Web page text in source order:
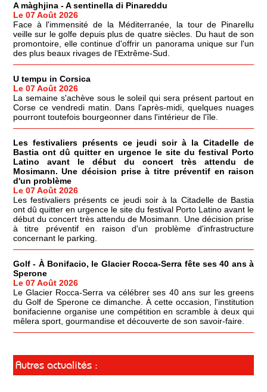
A màghjina - A sentinella di Pinareddu
Le 07 Août 2026
Face à l'immensité de la Méditerranée, la tour de Pinarellu
veille sur le golfe depuis plus de quatre siècles. Du haut de son
promontoire, elle continue d'offrir un panorama unique sur l'un
des plus beaux rivages de l'Extrême-Sud.
U tempu in Corsica
Le 07 Août 2026
La semaine s'achève sous le soleil qui sera présent partout en
Corse ce vendredi matin. Dans l'après-midi, quelques nuages
pourront toutefois bourgeonner dans l'intérieur de l'île.
Les festivaliers présents ce jeudi soir à la Citadelle de
Bastia ont dû quitter en urgence le site du festival Porto
Latino avant le début du concert très attendu de
Mosimann. Une décision prise à titre préventif en raison
d'un problème
Le 07 Août 2026
Les festivaliers présents ce jeudi soir à la Citadelle de Bastia
ont dû quitter en urgence le site du festival Porto Latino avant le
début du concert très attendu de Mosimann. Une décision prise
à titre préventif en raison d'un problème d'infrastructure
concernant le parking.
Golf - À Bonifacio, le Glacier Rocca-Serra fête ses 40 ans à
Sperone
Le 07 Août 2026
Le Glacier Rocca-Serra va célébrer ses 40 ans sur les greens
du Golf de Sperone ce dimanche. À cette occasion, l'institution
bonifacienne organise une compétition en scramble à deux qui
mêlera sport, gourmandise et découverte de son savoir-faire.
Autres actualités :